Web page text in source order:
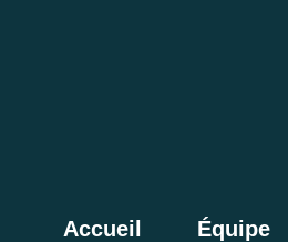
Accueil Équipe